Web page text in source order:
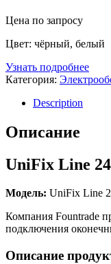
Цена по запросу
Цвет: чёрный, белый
Узнать подробнее
Категория:
Description
Описание
UniFix Line
Модель: UniFix Line
Компания Fountrade
подключения
Описание